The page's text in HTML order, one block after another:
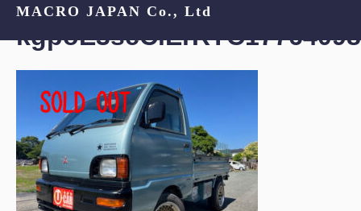
MACRO JAPAN Co., Ltd